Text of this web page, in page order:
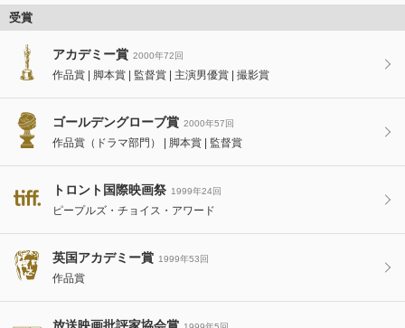
受賞
アカデミー賞 2000年72回
作品賞 脚本賞 監督賞 主演男優賞 撮影賞
ゴールデングローブ賞 2000年57回
作品賞（ドラマ部門） 脚本賞 監督賞
トロント国際映画祭 1999年24回
ピープルズ・チョイス・アワード
英国アカデミー賞 1999年53回
作品賞
放送映画批評家協会賞